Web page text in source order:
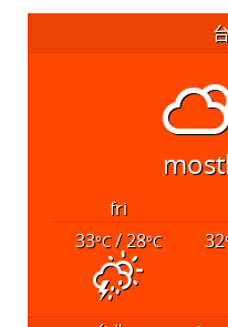
fri
33°C/ 28°C 32